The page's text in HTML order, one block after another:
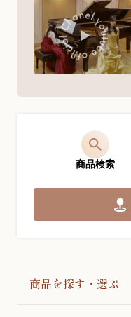
商品検索
商品を探す・選ぶ